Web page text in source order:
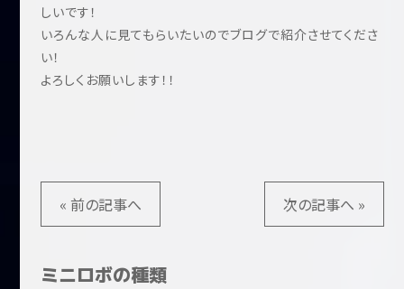
しいです！
いろんな人に見てもらいたいのでブログで紹介させてくださ
い！
よろしくお願いします！！
« 前の記事へ 次の記事へ »
ミニロボの種類